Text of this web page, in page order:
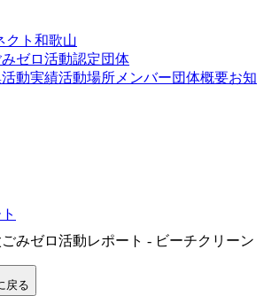
クト和歌山
ゼロ活動認定団体
活動実績活動場所 メンバー団体概要お知
みゼロ活動レポート - ビーチクリーン
戻る